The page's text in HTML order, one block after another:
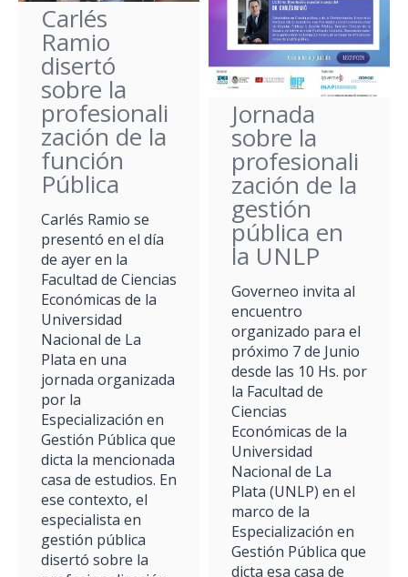
Carlés
Ramio
disertó
sobre la
profesionali
zación de la
función
Pública
Carlés Ramio se
presentó en el día
de ayer en la
Facultad de Ciencias
Económicas de la
Universidad
Nacional de La
Plata en una
jornada organizada
por la
Especialización en
Gestión Pública que
dicta la mencionada
casa de estudios. En
ese contexto, el
especialista en
gestión pública
disertó sobre la
Jornada
sobre la
profesionali
zación de la
gestión
pública en
la UNLP
Governeo invita al
encuentro
organizado para el
próximo 7 de Junio
desde las 10 Hs. por
la Facultad de
Ciencias
Económicas de la
Universidad
Nacional de La
Plata (UNLP) en el
marco de la
Especialización en
Gestión Pública que
dicta esa casa de